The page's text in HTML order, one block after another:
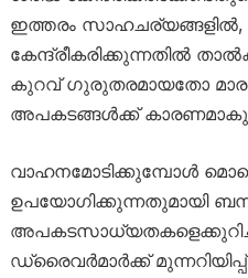
ഇത്തരം സാഹചര്യങ്ങളിൽ,
കേന്ദ്രീകരിക്കുന്നതിൽ
കുറവ് ഗുരുതരമായതോ
അപകടങ്ങൾക്ക്
വാഹനമോടിക്കുമ്പോൾ
ഉപയോഗിക്കുന്നതുമായി
ഡ്രൈവർമാർക്ക്